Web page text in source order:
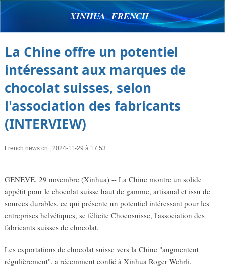
XINHUA FRENCH
La Chine offre un potentiel
intéressant aux marques de
chocolat suisses, selon
l'association des fabricants
(INTERVIEW)
French.news.cn | 2024-11-29 à 17:53
GENEVE, 29 novembre (Xinhua) -- La Chine montre un solide
appétit pour le chocolat suisse haut de gamme, artisanal et issu de
sources durables, ce qui présente un potentiel intéressant pour les
entreprises helvétiques, se félicite Chocosuisse, l'association des
fabricants suisses de chocolat.
Les exportations de chocolat suisse vers la Chine "augmentent
régulièrement", a récemment confié à Xinhua Roger Wehrli,